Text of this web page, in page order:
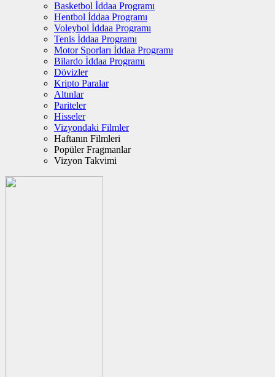
Basketbol İddaa Programı
Hentbol İddaa Programı
Voleybol İddaa Programı
Tenis İddaa Programı
Motor Sporları İddaa Programı
Bilardo İddaa Programı
Dövizler
Kripto Paralar
Altınlar
Pariteler
Hisseler
Vizyondaki Filmler
Haftanın Filmleri
Popüler Fragmanlar
Vizyon Takvimi